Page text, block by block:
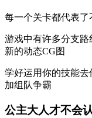
每一个关卡都代表
游戏中有许多分支
新的动态CG图
学好运用你的技能
加组队争霸
公主大人才不会